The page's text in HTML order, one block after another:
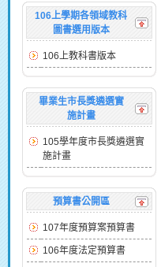
106上學期各領域教科
圖書選用版本
106上教科書版本
畢業生市長獎遴選實
施計畫
105學年度市長獎遴選實
施計畫
預算書公開區
107年度預算案預算書
106年度法定預算書